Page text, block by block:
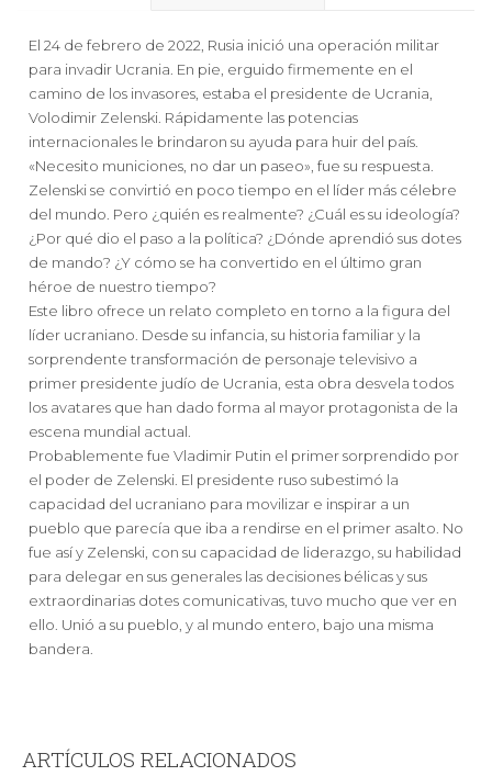
El 24 de febrero de 2022, Rusia inició una operación militar
para invadir Ucrania. En pie, erguido firmemente en el
camino de los invasores, estaba el presidente de Ucrania,
Volodimir Zelenski. Rápidamente las potencias
internacionales le brindaron su ayuda para huir del país.
«Necesito municiones, no dar un paseo», fue su respuesta.
Zelenski se convirtió en poco tiempo en el líder más célebre
del mundo. Pero ¿quién es realmente? ¿Cuál es su ideología?
¿Por qué dio el paso a la política? ¿Dónde aprendió sus dotes
de mando? ¿Y cómo se ha convertido en el último gran
héroe de nuestro tiempo?
Este libro ofrece un relato completo en torno a la figura del
líder ucraniano. Desde su infancia, su historia familiar y la
sorprendente transformación de personaje televisivo a
primer presidente judío de Ucrania, esta obra desvela todos
los avatares que han dado forma al mayor protagonista de la
escena mundial actual.
Probablemente fue Vladimir Putin el primer sorprendido por
el poder de Zelenski. El presidente ruso subestimó la
capacidad del ucraniano para movilizar e inspirar a un
pueblo que parecía que iba a rendirse en el primer asalto. No
fue así y Zelenski, con su capacidad de liderazgo, su habilidad
para delegar en sus generales las decisiones bélicas y sus
extraordinarias dotes comunicativas, tuvo mucho que ver en
ello. Unió a su pueblo, y al mundo entero, bajo una misma
bandera.
ARTÍCULOS RELACIONADOS